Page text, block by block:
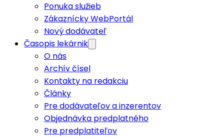
Ponuka služieb
Zákaznícky WebPortál
Nový dodávateľ
Časopis lekárnik
O nás
Archív čísel
Kontakty na redakciu
Články
Pre dodávateľov a inzerentov
Objednávka predplatného
Pre predplatiteľov